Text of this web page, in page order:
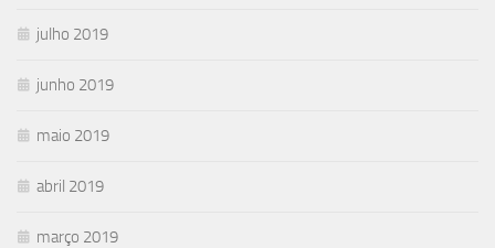
julho 2019
junho 2019
maio 2019
abril 2019
março 2019